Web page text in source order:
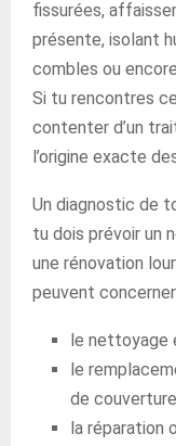
fissurées,
présente, isolant
combles ou
Si tu rencontres
contenter d’un
l’origine exacte
Un diagnostic de
tu dois prévoir un
une rénovation
peuvent
le nettoyage
le
de
la réparation